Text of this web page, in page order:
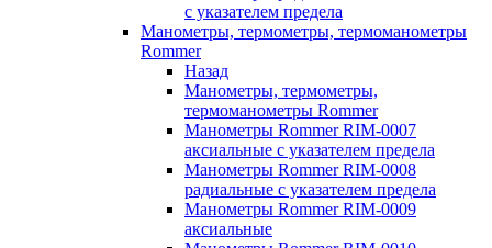
с указателем предела
Манометры, термометры, термоманометры
Rommer
Назад
Манометры, термометры,
термоманометры Rommer
Манометры Rommer RIM-0007
аксиальные с указателем предела
Манометры Rommer RIM-0008
радиальные с указателем предела
Манометры Rommer RIM-0009
аксиальные